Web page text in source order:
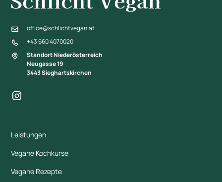
office@schlichtvegan.at
+43 660 4070020
Standort Niederösterreich
Neugasse 19
3443 Sieghartskirchen
Leistungen
Vegane Kochkurse
Vegane Rezepte